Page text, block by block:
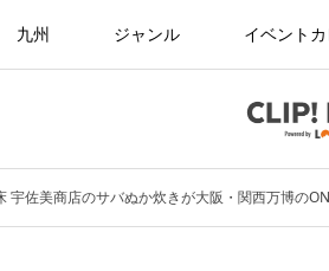
九州 ジャンル イベント
宇佐美商店のサバぬか炊きが大阪・関西万博の